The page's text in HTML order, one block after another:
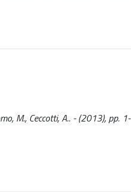
M., Ceccotti, A.. - (2013), pp. 1-